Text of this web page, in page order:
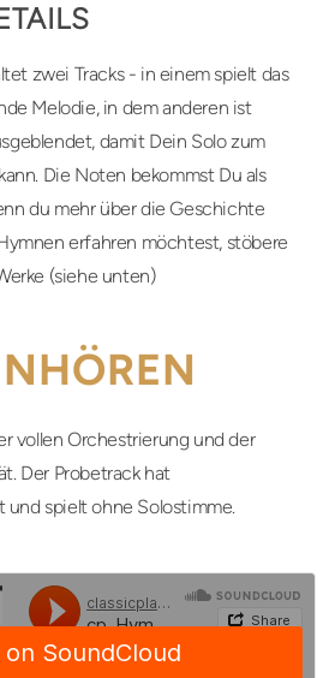
zwei Tracks - in einem spielt das
Melodie, in dem anderen ist
damit Dein Solo zum
Die Noten bekommst Du als
du mehr über die Geschichte
erfahren möchtest, stöbere
(siehe unten)
vollen Orchestrierung und der
Der Probetrack hat
spielt ohne Solostimme.